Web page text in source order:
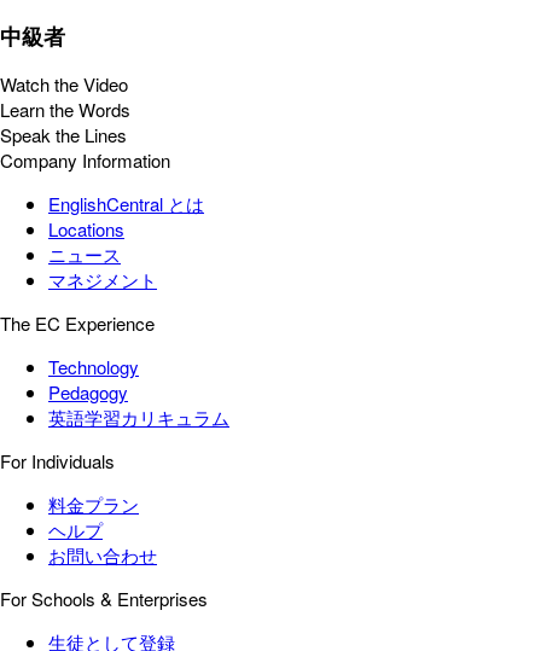
中級者
Watch the Video
Learn the Words
Speak the Lines
Company Information
EnglishCentral とは
Locations
ニュース
マネジメント
The EC Experience
Technology
Pedagogy
英語学習カリキュラム
For Individuals
料金プラン
ヘルプ
お問い合わせ
For Schools & Enterprises
生徒として登録